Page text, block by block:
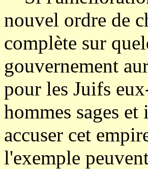
nouvel ordre de
complète sur
gouvernement
pour les Juifs
hommes sages
accuser cet
l'exemple